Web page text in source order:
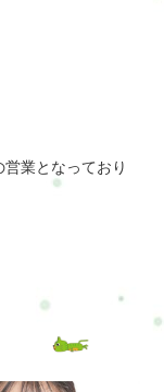
業となっており